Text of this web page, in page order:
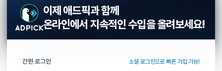
이제 애드픽과 함께
온라인에서 지속적인 수입을 올려보세요!
간편 로그인 소셜 로그인으로 빠른 가입 가능!